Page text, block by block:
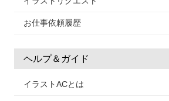
お仕事依頼履歴
ヘルプ＆ガイド
イラストACとは